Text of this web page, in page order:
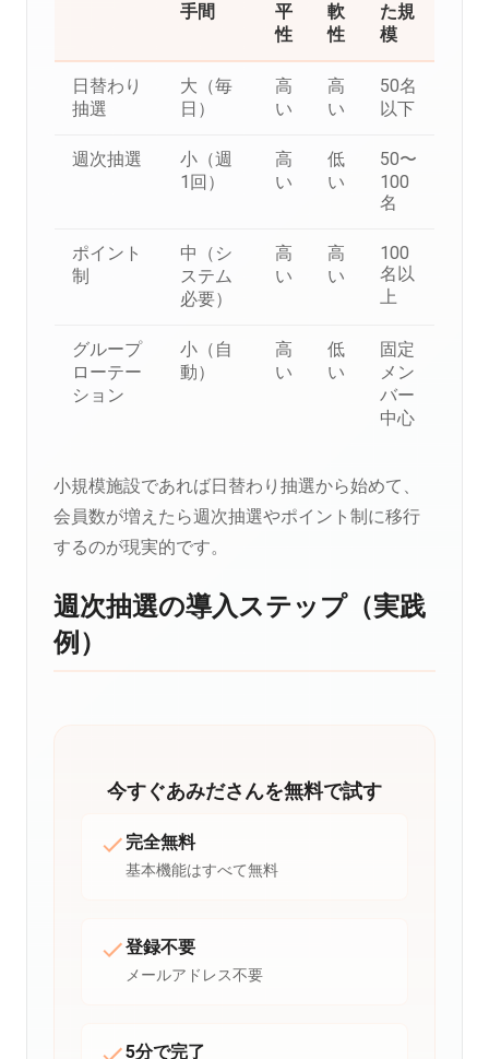
手間
平
性
軟
性
た規
模
日替わり
抽選
大（毎
日）
高
い
高
い
50名
以下
週次抽選
小（週
1回）
高
い
低
い
50〜
100
名
ポイント
制
中（シ
ステム
必要）
高
い
高
い
100
名以
上
グループ
ローテー
ション
小（自
動）
高
い
低
い
固定
メン
バー
中心
小規模施設であれば日替わり抽選から始めて、
会員数が増えたら週次抽選やポイント制に移行
するのが現実的です。
週次抽選の導入ステップ（実践
例）
今すぐあみださんを無料で試す
完全無料
基本機能はすべて無料
登録不要
メールアドレス不要
5分で完了